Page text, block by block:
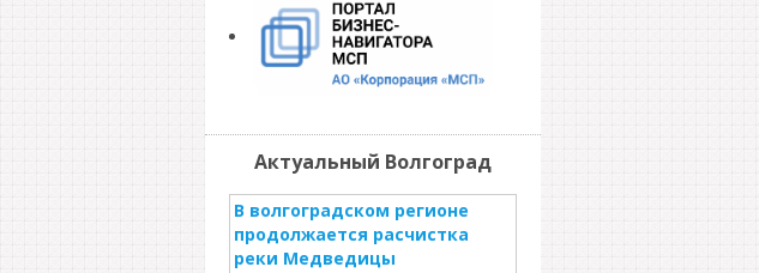
Актуальный Волгоград
В волгоградском регионе
продолжается расчистка
реки Медведицы